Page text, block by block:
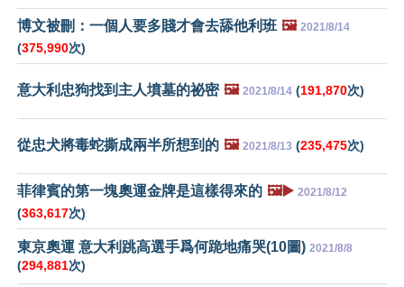
博文被刪：一個人要多賤才會去舔他利班 🖼️ 2021/8/14
(375,990次)
意大利忠狗找到主人墳墓的祕密 🖼️ 2021/8/14 (191,870次)
從忠犬將毒蛇撕成兩半所想到的 🖼️ 2021/8/13 (235,475次)
菲律賓的第一塊奧運金牌是這樣得來的 🖼️▶️ 2021/8/12
(363,617次)
東京奧運 意大利跳高選手爲何跪地痛哭(10圖) 2021/8/8
(294,881次)